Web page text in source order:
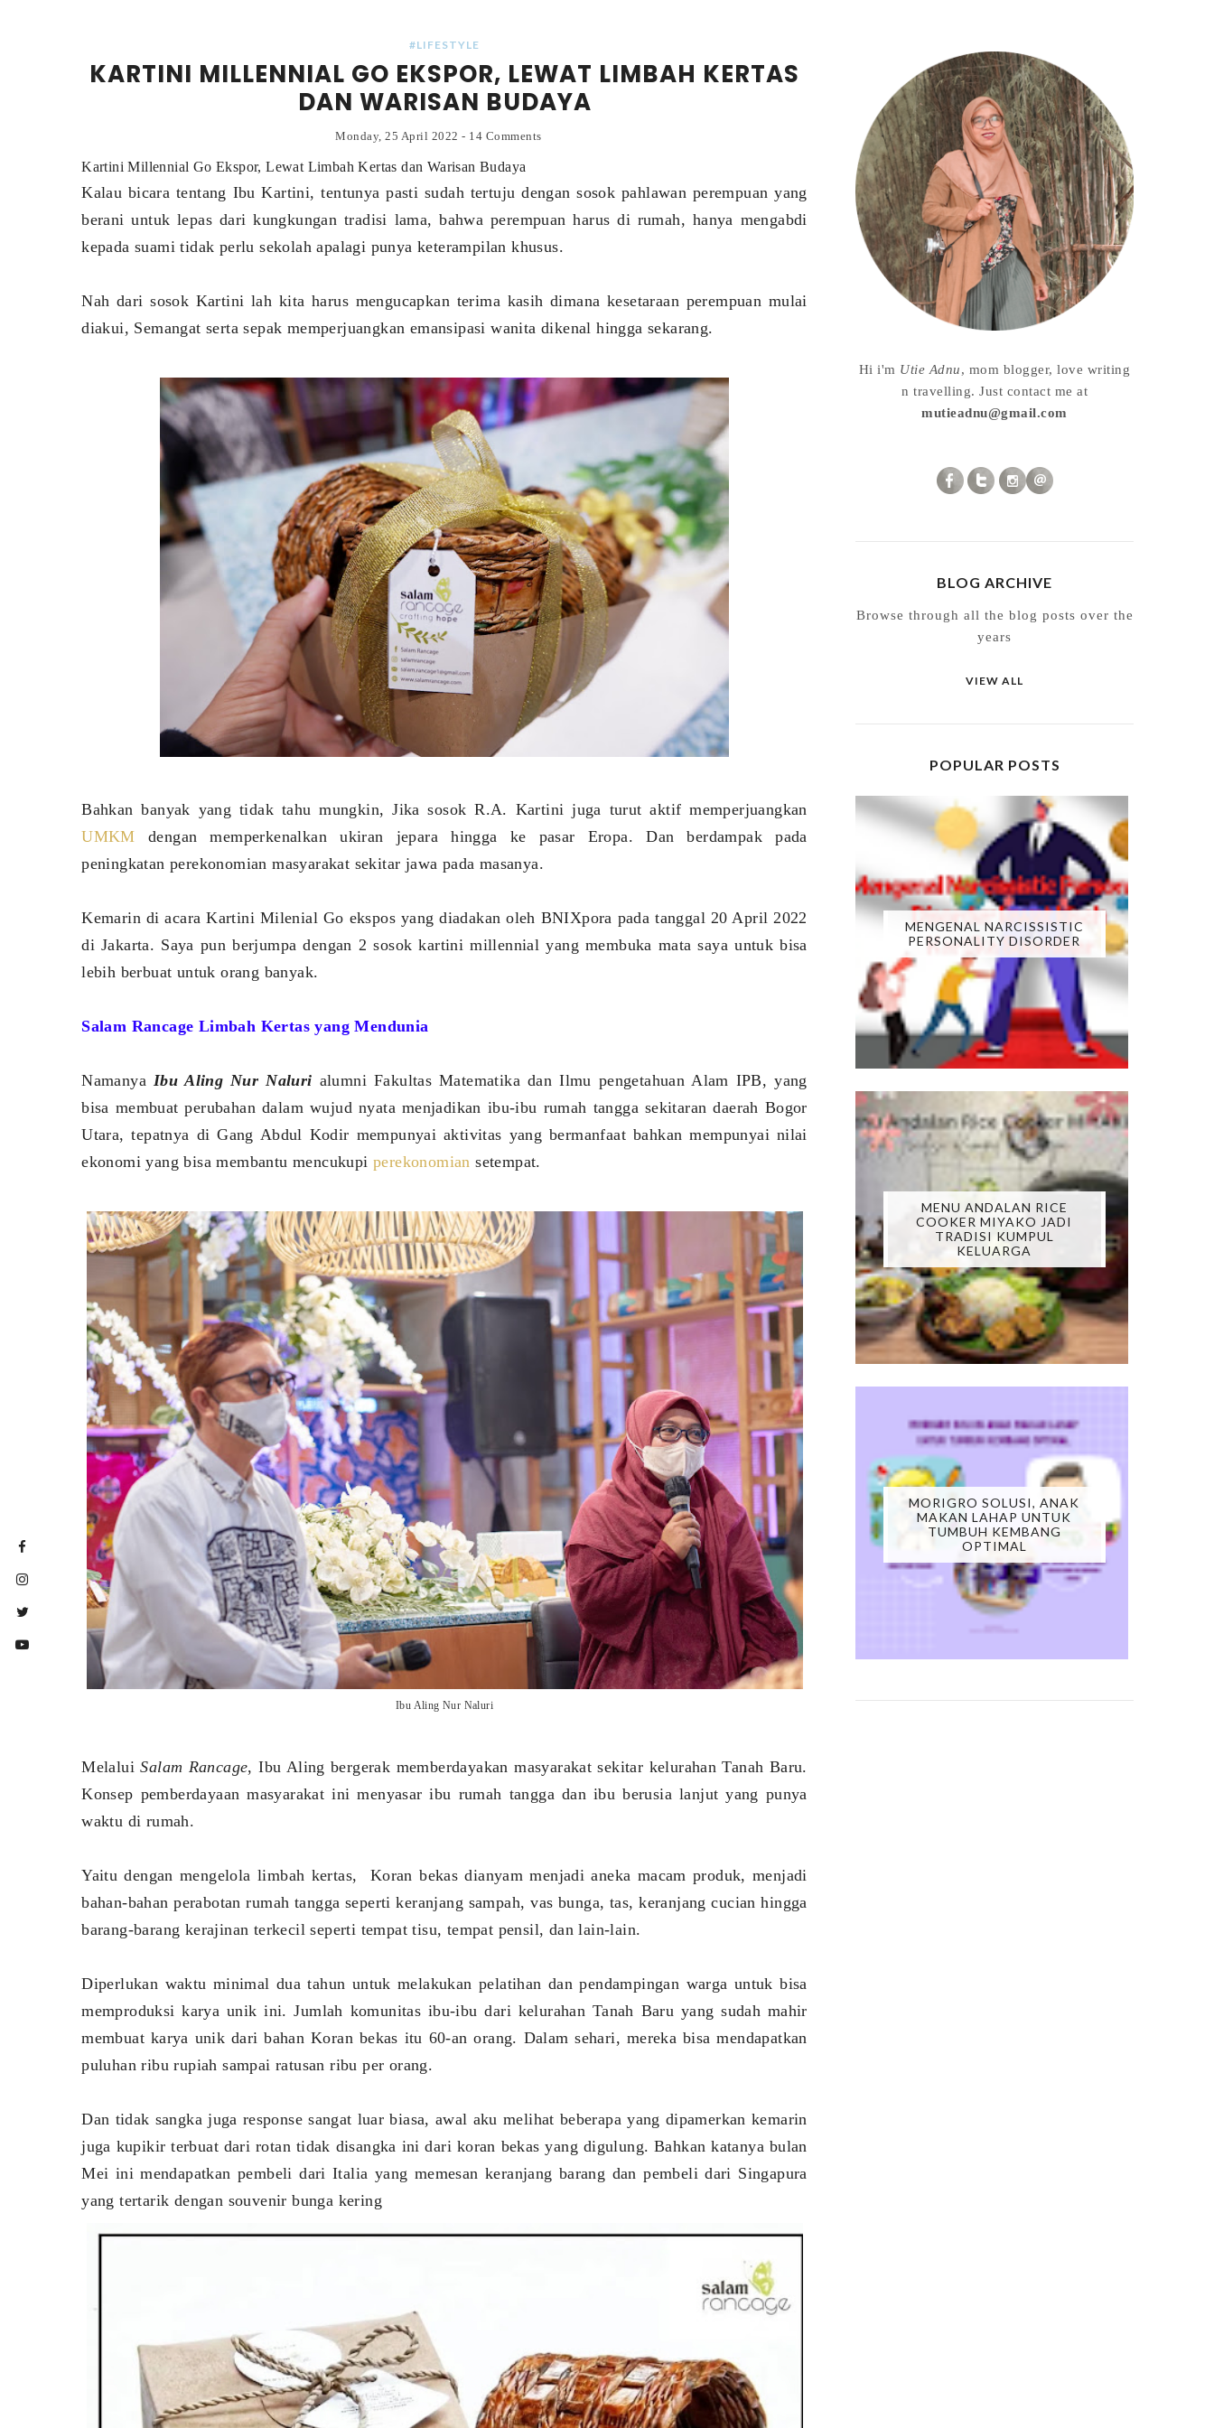
#LIFESTYLE
KARTINI MILLENNIAL GO EKSPOR, LEWAT LIMBAH KERTAS
DAN WARISAN BUDAYA
Monday, 25 April 2022- 14 Comments
Kartini Millennial Go Ekspor, Lewat Limbah Kertas dan Warisan Budaya
Kalau bicara tentang Ibu Kartini, tentunya pasti sudah tertuju dengan sosok pahlawan perempuan yang
berani untuk lepas dari kungkungan tradisi lama, bahwa perempuan harus di rumah, hanya mengabdi
kepada suami tidak perlu sekolah apalagi punya keterampilan khusus.
Nah dari sosok Kartini lah kita harus mengucapkan terima kasih dimana kesetaraan perempuan mulai
diakui, Semangat serta sepak memperjuangkan emansipasi wanita dikenal hingga sekarang.
Bahkan banyak yang tidak tahu mungkin, Jika sosok R.A. Kartini juga turut aktif memperjuangkan
UMKM dengan memperkenalkan ukiran jepara hingga ke pasar Eropa. Dan berdampak pada
peningkatan perekonomian masyarakat sekitar jawa pada masanya.
Kemarin di acara Kartini Milenial Go ekspos yang diadakan oleh BNIXpora pada tanggal 20 April 2022
di Jakarta. Saya pun berjumpa dengan 2 sosok kartini millennial yang membuka mata saya untuk bisa
lebih berbuat untuk orang banyak.
Salam Rancage Limbah Kertas yang Mendunia
Namanya Ibu Aling Nur Naluri alumni Fakultas Matematika dan Ilmu pengetahuan Alam IPB, yang
bisa membuat perubahan dalam wujud nyata menjadikan ibu-ibu rumah tangga sekitaran daerah Bogor
Utara, tepatnya di Gang Abdul Kodir mempunyai aktivitas yang bermanfaat bahkan mempunyai nilai
ekonomi yang bisa membantu mencukupi perekonomian setempat.
Ibu Aling Nur Naluri
MelaluiSalam Rancage, Ibu Aling bergerak memberdayakan masyarakat sekitar kelurahan Tanah Baru.
Konsep pemberdayaan masyarakat ini menyasar ibu rumah tangga dan ibu berusia lanjut yang punya
waktu di rumah.
Yaitu dengan mengelola limbah kertas, Koran bekas dianyam menjadi aneka macam produk, menjadi
bahan-bahan perabotan rumah tangga seperti keranjang sampah, vas bunga, tas, keranjang cucian hingga
barang-barang kerajinan terkecil seperti tempat tisu, tempat pensil, dan lain-lain.
Diperlukan waktu minimal dua tahun untuk melakukan pelatihan dan pendampingan warga untuk bisa
memproduksi karya unik ini. Jumlah komunitas ibu-ibu dari kelurahan Tanah Baru yang sudah mahir
membuat karya unik dari bahan Koran bekas itu 60-an orang. Dalam sehari, mereka bisa mendapatkan
puluhan ribu rupiah sampai ratusan ribu per orang.
Dan tidak sangka juga response sangat luar biasa, awal aku melihat beberapa yang dipamerkan kemarin
juga kupikir terbuat dari rotan tidak disangka ini dari koran bekas yang digulung. Bahkan katanya bulan
Mei ini mendapatkan pembeli dari Italia yang memesan keranjang barang dan pembeli dari Singapura
yang tertarik dengan souvenir bunga kering
Hi i'm Utie Adnu, mom blogger, love writing
n travelling. Just contact me at
mutieadnu@gmail.com
BLOG ARCHIVE
Browse through all the blog posts over the
years
VIEW ALL
POPULAR POSTS
MENGENAL NARCISSISTIC
PERSONALITY DISORDER
MENU ANDALAN RICE
COOKER MIYAKO JADI
TRADISI KUMPUL
KELUARGA
MORIGRO SOLUSI, ANAK
MAKAN LAHAP UNTUK
TUMBUH KEMBANG
OPTIMAL